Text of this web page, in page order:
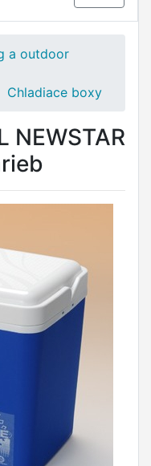
a outdoor
Chladiace boxy
NEWSTAR